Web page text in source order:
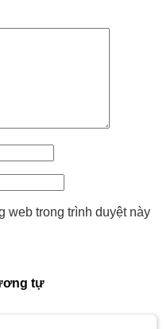
web trong trình duyệt này
tự